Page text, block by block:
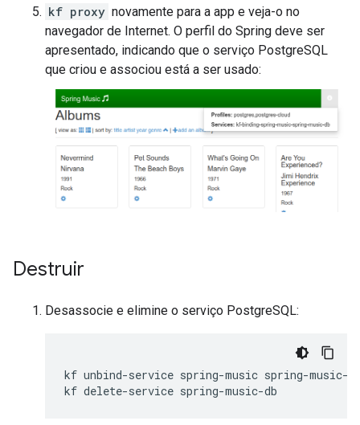
kf proxy novamente para a app e veja-o no
navegador de Internet. O perfil do Spring deve ser
apresentado, indicando que o serviço PostgreSQL
que criou e associou está a ser usado:
Destruir
Desassocie e elimine o serviço PostgreSQL:
kf unbind-service spring-music spring-music-
kf delete-service